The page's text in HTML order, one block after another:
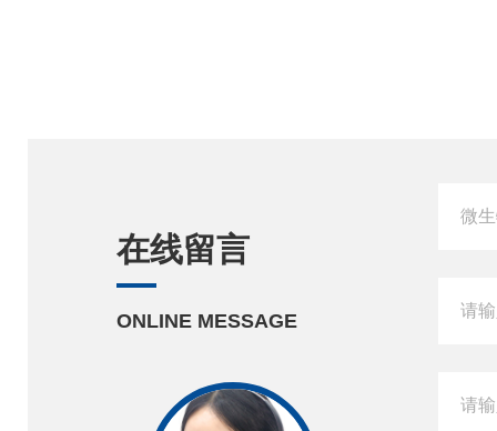
在线留言
ONLINE MESSAGE